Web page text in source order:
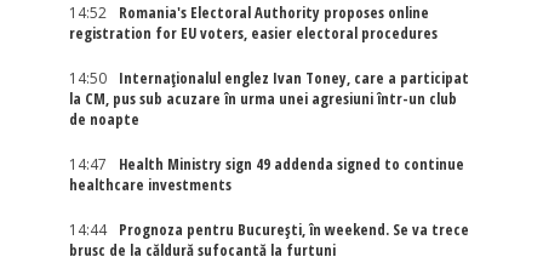
14:52
Romania's Electoral Authority proposes online
registration for EU voters, easier electoral procedures
14:50
Internaţionalul englez Ivan Toney, care a participat
la CM, pus sub acuzare în urma unei agresiuni într-un club
de noapte
14:47
Health Ministry sign 49 addenda signed to continue
healthcare investments
14:44
Prognoza pentru București, în weekend. Se va trece
brusc de la căldură sufocantă la furtuni